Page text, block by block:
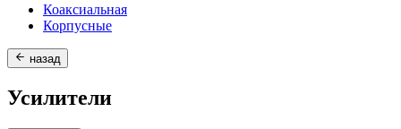
Коаксиальная
Корпусные
назад
Усилители